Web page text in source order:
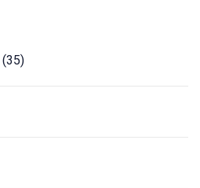
(35)